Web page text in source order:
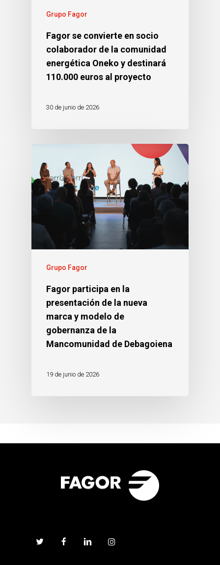
Grupo Fagor
Fagor se convierte en socio
colaborador de la comunidad
energética Oneko y destinará
110.000 euros al proyecto
30 de junio de 2026
Grupo Fagor
Fagor participa en la
presentación de la nueva
marca y modelo de
gobernanza de la
Mancomunidad de Debagoiena
19 de junio de 2026